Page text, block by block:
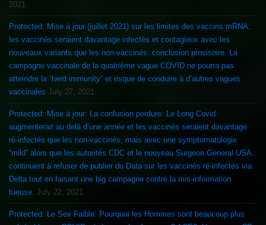
2021
Protected: Mise à jour (juillet 2021) sur les limites des vaccins mRNA:
les vaccinés seraient davantage infectés et contagieux avec les
nouveaux variants que les non-vaccinés: conclusion provisoire. La
campagne vaccinale de la quatrième vague COVID ne pourra pas
atteindre la “herd immunity” et risque de conduire à d’autres vagues
vaccinales July 27, 2021
Protected: Mise à jour: La confusion perdure: Le Long Covid
augmenterait au delà d’une année et les vaccinés seraient davantage
ré-infectés que les non-vaccinés, mais avec une symptomatologie
“mild” alors que les autorités CDC et le nouveau Surgeon General USA,
continuent à refuser de publier du Data sur les vaccinés ré-infectés via
Delta tout en faisant une big campagne contre la mis-information
tueuse. July 22, 2021
Protected: Le Sex Faible: Pourquoi les Hommes sont beaucoup plus